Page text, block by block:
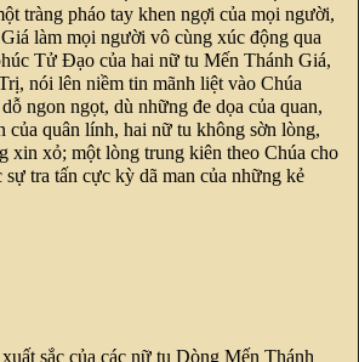
tràng pháo tay khen ngợi của mọi người,
làm mọi người vô cùng xúc động qua
Tử Đạo của hai nữ tu Mến Thánh Giá,
nói lên niềm tin mãnh liệt vào Chúa
ngon ngọt, dù những đe dọa của quan,
của quân lính, hai nữ tu không sờn lòng,
xin xỏ; một lòng trung kiên theo Chúa cho
tra tấn cực kỳ dã man của những kẻ
sắc của các nữ tu Dòng Mến Thánh